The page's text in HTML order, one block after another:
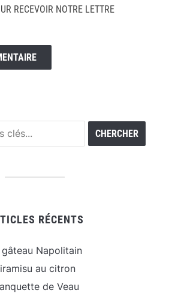
RECEVOIR NOTRE LETTRE
RÉCENTS
gâteau Napolitain
au citron
de Veau